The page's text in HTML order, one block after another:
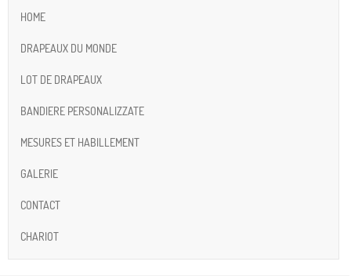
HOME
DRAPEAUX DU MONDE
LOT DE DRAPEAUX
BANDIERE PERSONALIZZATE
MESURES ET HABILLEMENT
GALERIE
CONTACT
CHARIOT